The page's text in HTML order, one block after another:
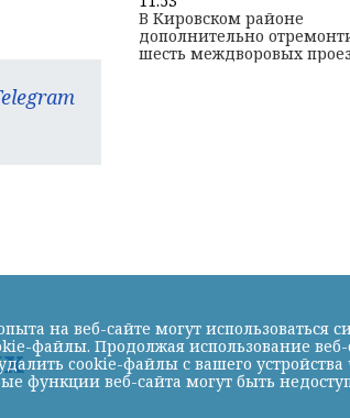
В Кировском районе
дополнительно
шесть междворовых
на веб-сайте могут использоваться
файлы. Продолжая использование
cookie-файлы с вашего устройства
функции веб-сайта могут быть